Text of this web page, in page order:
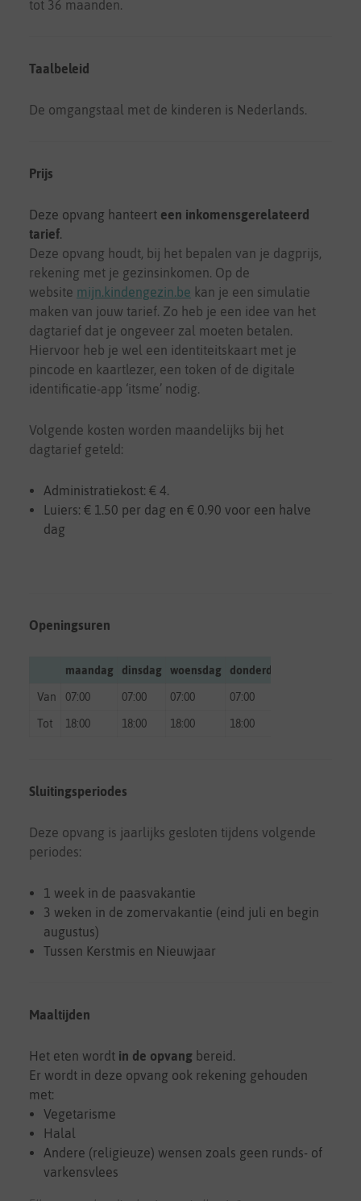
tot 36 maanden.
Taalbeleid
De omgangstaal met de kinderen is Nederlands.
Prijs
Deze opvang hanteert een inkomensgerelateerd
tarief
Deze opvang houdt, bij het bepalen van je dagprijs,
rekening met je gezinsinkomen. Op de
website mijn.kindengezin.be kan je een simulatie
maken van jouw tarief. Zo heb je een idee van het
dagtarief dat je ongeveer zal moeten betalen.
Hiervoor heb je wel een identiteitskaart met je
pincode en kaartlezer, een token of de digitale
identificatie-app ‘itsme’ nodig.
Volgende kosten worden maandelijks bij het
dagtarief geteld:
Administratiekost: € 4.
Luiers: € 1.50 per dag en € 0.90 voor een halve
dag
Openingsuren
maandag dinsdag woensdag donderdag
Van 07:00 07:00 07:00 07:00
Tot 18:00 18:00 18:00 18:00
Sluitingsperiodes
Deze opvang is jaarlijks gesloten tijdens volgende
periodes:
1 week in de paasvakantie
3 weken in de zomervakantie (eind juli en begin
augustus)
Tussen Kerstmis en Nieuwjaar
Maaltijden
Het eten wordt in de opvang bereid.
Er wordt in deze opvang ook rekening gehouden
met:
Vegetarisme
Halal
Andere (religieuze) wensen zoals geen runds- of
varkensvlees